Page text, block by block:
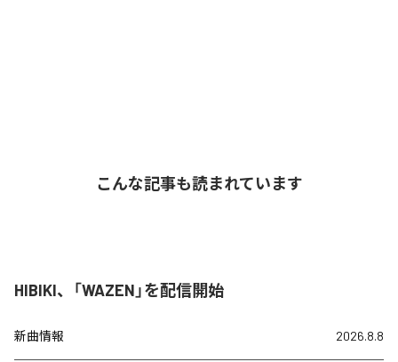
こんな記事も読まれています
HIBIKI、「WAZEN」を配信開始
新曲情報 2026.8.8